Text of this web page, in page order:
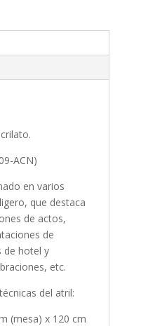
ACN)
en varios
que destaca
de actos,
de
de hotel y
etc.
del atril:
(mesa) x 120 cm